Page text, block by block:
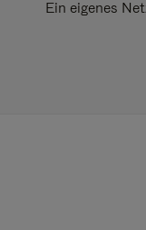
Ein eigenes